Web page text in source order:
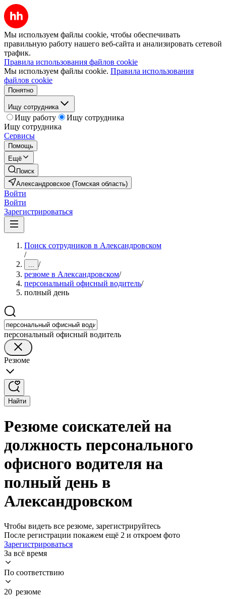
Мы используем файлы cookie, чтобы обеспечивать
правильную работу нашего веб-сайта и анализировать сетевой
трафик.
Правила использования файлов cookie
Мы используем файлы cookie. Правила использования
файлов cookie
Понятно
Ищу сотрудника
Ищу работу
Ищу сотрудника
Ищу сотрудника
Сервисы
Помощь
Ещё
Поиск
Александровское (Томская область)
Войти
Войти
Зарегистрироваться
Поиск сотрудников в Александровском
/
... /
резюме в Александровском/
персональный офисный водитель/
полный день
персональный офисный водитель
Резюме
Найти
Резюме соискателей на
должность персонального
офисного водителя на
полный день в
Александровском
Чтобы видеть все резюме, зарегистрируйтесь
После регистрации покажем ещё 2 и откроем фото
Зарегистрироваться
За всё время
По соответствию
20 резюме